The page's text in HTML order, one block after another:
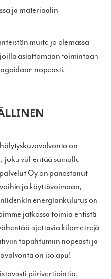
ja materiaalin
muita jo olemassa
asiattomaan toimintaan
nopeasti.
on
joka vähentää samalla
Oy on panostanut
ja käyttövoimaan,
energiankulutus on
jatkossa toimia entistä
ajettavia kilometrejä
tapahtumiin nopeasti ja
on iso apu!
piirivartiointia,